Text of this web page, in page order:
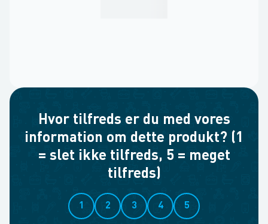
Hvor tilfreds er du med vores
information om dette produkt? (1
= slet ikke tilfreds, 5 = meget
tilfreds)
1 2 3 4 5